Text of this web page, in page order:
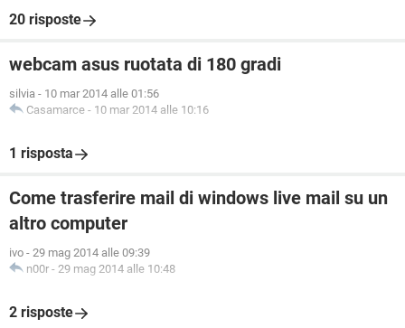
20 risposte
webcam asus ruotata di 180 gradi
silvia - 10 mar 2014 alle 01:56
Casamarce - 10 mar 2014 alle 10:16
1 risposta
Come trasferire mail di windows live mail su un
altro computer
ivo - 29 mag 2014 alle 09:39
n00r - 29 mag 2014 alle 10:48
2 risposte